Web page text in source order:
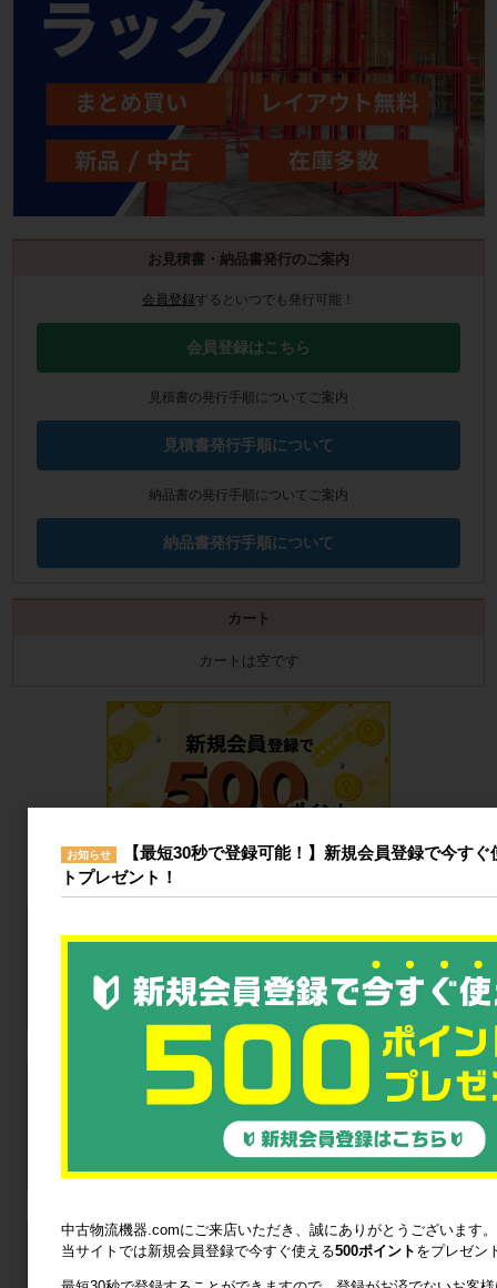
お見積書・納品書発行のご案内
会員登録するといつでも発行可能！
会員登録はこちら
見積書の発行手順についてご案内
見積書発行手順について
納品書の発行手順についてご案内
納品書発行手順について
カート
カートは空です
お知らせ
【最短30秒で登録可能！】新規会員登録で今す
トプレゼント！
中古物流機器.comにご来店いただき、誠にありがとうございます。
当サイトでは新規会員登録で今すぐ使える500ポイント をプレゼン